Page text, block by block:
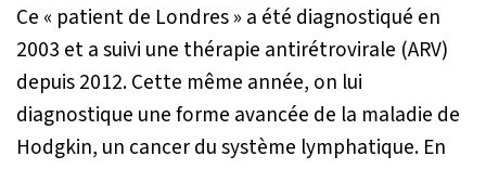
Ce « patient de Londres » a été diagnostiqué en
2003 et a suivi une thérapie antirétrovirale (ARV)
depuis 2012. Cette même année, on lui
diagnostique une forme avancée de la maladie de
Hodgkin, un cancer du système lymphatique. En